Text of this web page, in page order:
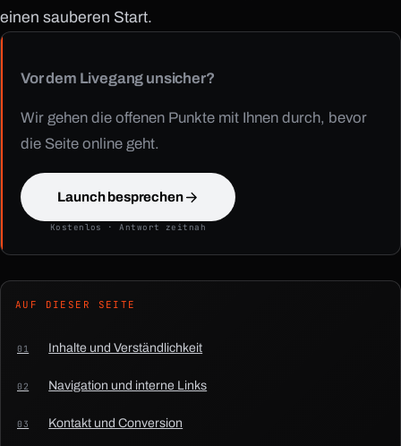
einen sauberen Start.
Vor dem Livegang unsicher?
Wir gehen die offenen Punkte mit Ihnen durch, bevor
die Seite online geht.
Launch besprechen
Kostenlos · Antwort zeitnah
AUF DIESER SEITE
Inhalte und Verständlichkeit
Navigation und interne Links
Kontakt und Conversion